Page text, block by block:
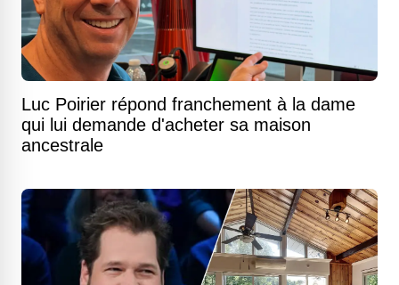
Luc Poirier répond franchement à la dame
qui lui demande d'acheter sa maison
ancestrale